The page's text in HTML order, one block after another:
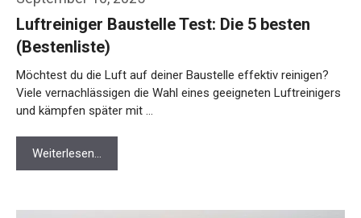
Luftreiniger Baustelle Test: Die 5 besten
(Bestenliste)
Möchtest du die Luft auf deiner Baustelle effektiv reinigen?
Viele vernachlässigen die Wahl eines geeigneten Luftreinigers
und kämpfen später mit …
Weiterlesen…